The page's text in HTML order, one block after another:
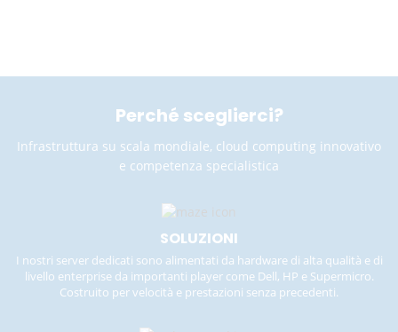
Perché sceglierci?
Infrastruttura su scala mondiale, cloud computing innovativo
e competenza specialistica
SOLUZIONI
I nostri server dedicati sono alimentati da hardware di alta qualità e di
livello enterprise da importanti player come Dell, HP e Supermicro.
Costruito per velocità e prestazioni senza precedenti.